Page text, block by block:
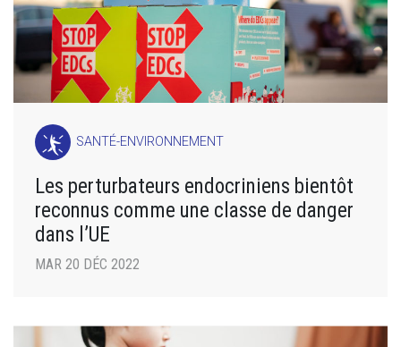
SANTÉ-ENVIRONNEMENT
Les perturbateurs endocriniens bientôt
reconnus comme une classe de danger
dans l’UE
MAR 20 DÉC 2022